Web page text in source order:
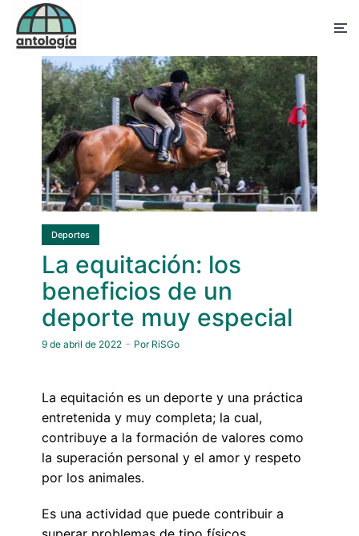
Deportes
La equitación: los
beneficios de un
deporte muy especial
9 de abril de 2022 Por RiSGo
La equitación es un deporte y una práctica
entretenida y muy completa; la cual,
contribuye a la formación de valores como
la superación personal y el amor y respeto
por los animales.
Es una actividad que puede contribuir a